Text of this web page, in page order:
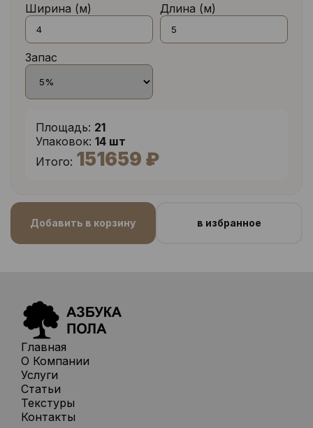
Ширина (м) Длина (м)
Запас
Площадь: 21
Упаковок: 14 шт
Итого: 151659 ₽
Добавить в корзину в избранное
Главная
О Компании
Услуги
Статьи
Текстуры
Контакты